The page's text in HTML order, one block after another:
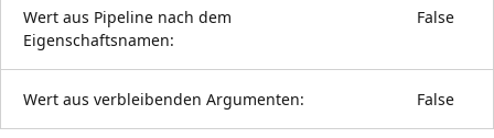
Wert aus Pipeline nach dem
Eigenschaftsnamen:
False
Wert aus verbleibenden Argumenten: False